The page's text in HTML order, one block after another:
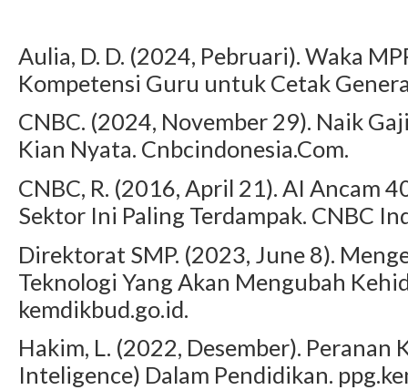
Aulia, D. D. (2024, Pebruari). Waka
Kompetensi Guru untuk Cetak
CNBC. (2024, November 29). Naik
Kian Nyata. Cnbcindonesia.Com.
CNBC, R. (2016, April 21). AI Ancam
Sektor Ini Paling Terdampak. CNBC
Direktorat SMP. (2023, June 8).
Teknologi Yang Akan Mengubah
kemdikbud.go.id.
Hakim, L. (2022, Desember).
Inteligence) Dalam Pendidikan.